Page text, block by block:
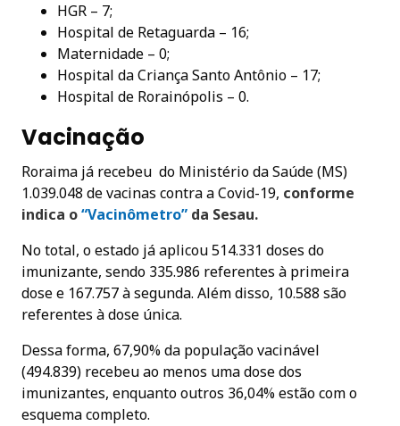
HGR – 7;
Hospital de Retaguarda – 16;
Maternidade – 0;
Hospital da Criança Santo Antônio – 17;
Hospital de Rorainópolis – 0.
Vacinação
Roraima já recebeu do Ministério da Saúde (MS)
1.039.048 de vacinas contra a Covid-19, conforme
indica o“Vacinômetro” da Sesau.
No total, o estado já aplicou 514.331 doses do
imunizante, sendo 335.986 referentes à primeira
dose e 167.757 à segunda. Além disso, 10.588 são
referentes à dose única.
Dessa forma, 67,90% da população vacinável
(494.839) recebeu ao menos uma dose dos
imunizantes, enquanto outros 36,04% estão com o
esquema completo.